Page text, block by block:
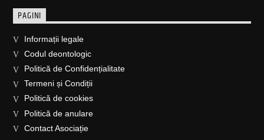
PAGINI
Informații legale
Codul deontologic
Politică de Confidențialitate
Termeni și Condiții
Politică de cookies
Politică de anulare
Contact Asociație